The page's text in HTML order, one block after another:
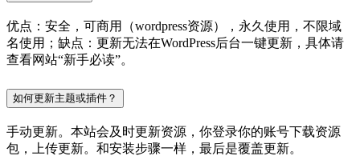
优点：安全，可商用（wordpress资源），永久使用，不限域
名使用；缺点：更新无法在WordPress后台一键更新，具体请
查看网站“新手必读”。
如何更新主题或插件？
手动更新。本站会及时更新资源，你登录你的账号下载资源
包，上传更新。和安装步骤一样，最后是覆盖更新。